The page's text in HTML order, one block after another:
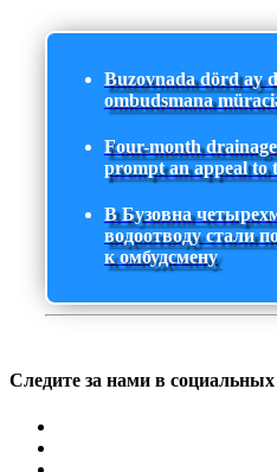
Buzovnada dörd ay
ombudsmana
Four-month
prompt an appeal to
В Бузовна
водоотводу стали
к омбудсмену
Следите за нами в социальных